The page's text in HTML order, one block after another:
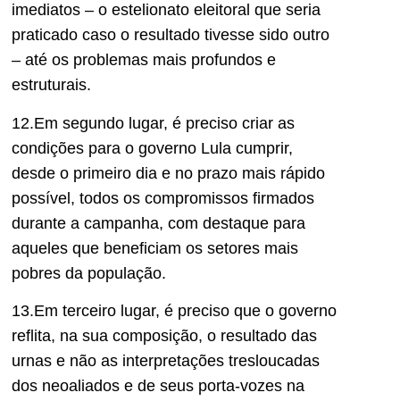
imediatos – o estelionato eleitoral que seria
praticado caso o resultado tivesse sido outro
– até os problemas mais profundos e
estruturais.
12.Em segundo lugar, é preciso criar as
condições para o governo Lula cumprir,
desde o primeiro dia e no prazo mais rápido
possível, todos os compromissos firmados
durante a campanha, com destaque para
aqueles que beneficiam os setores mais
pobres da população.
13.Em terceiro lugar, é preciso que o governo
reflita, na sua composição, o resultado das
urnas e não as interpretações tresloucadas
dos neoaliados e de seus porta-vozes na